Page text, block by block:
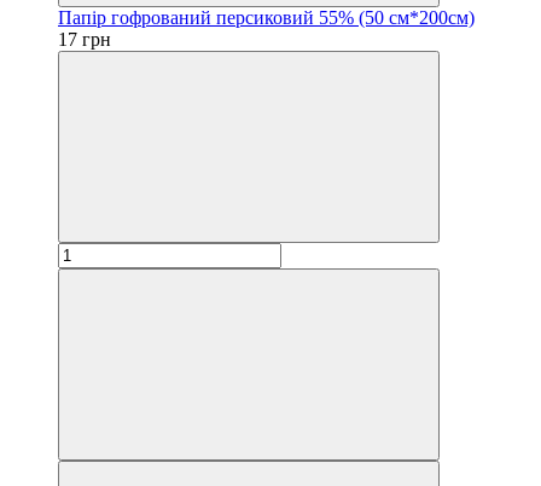
Папір гофрований персиковий 55% (50 см*200см)
17 грн